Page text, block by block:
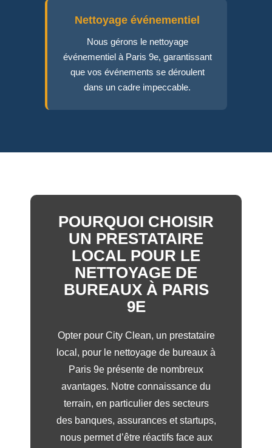
Nettoyage événementiel
Nous gérons le nettoyage
événementiel à Paris 9e, garantissant
que vos événements se déroulent
dans un cadre impeccable.
POURQUOI CHOISIR
UN PRESTATAIRE
LOCAL POUR LE
NETTOYAGE DE
BUREAUX À PARIS
9E
Opter pour City Clean, un prestataire
local, pour le nettoyage de bureaux à
Paris 9e présente de nombreux
avantages. Notre connaissance du
terrain, en particulier des secteurs
des banques, assurances et startups,
nous permet d’être réactifs face aux